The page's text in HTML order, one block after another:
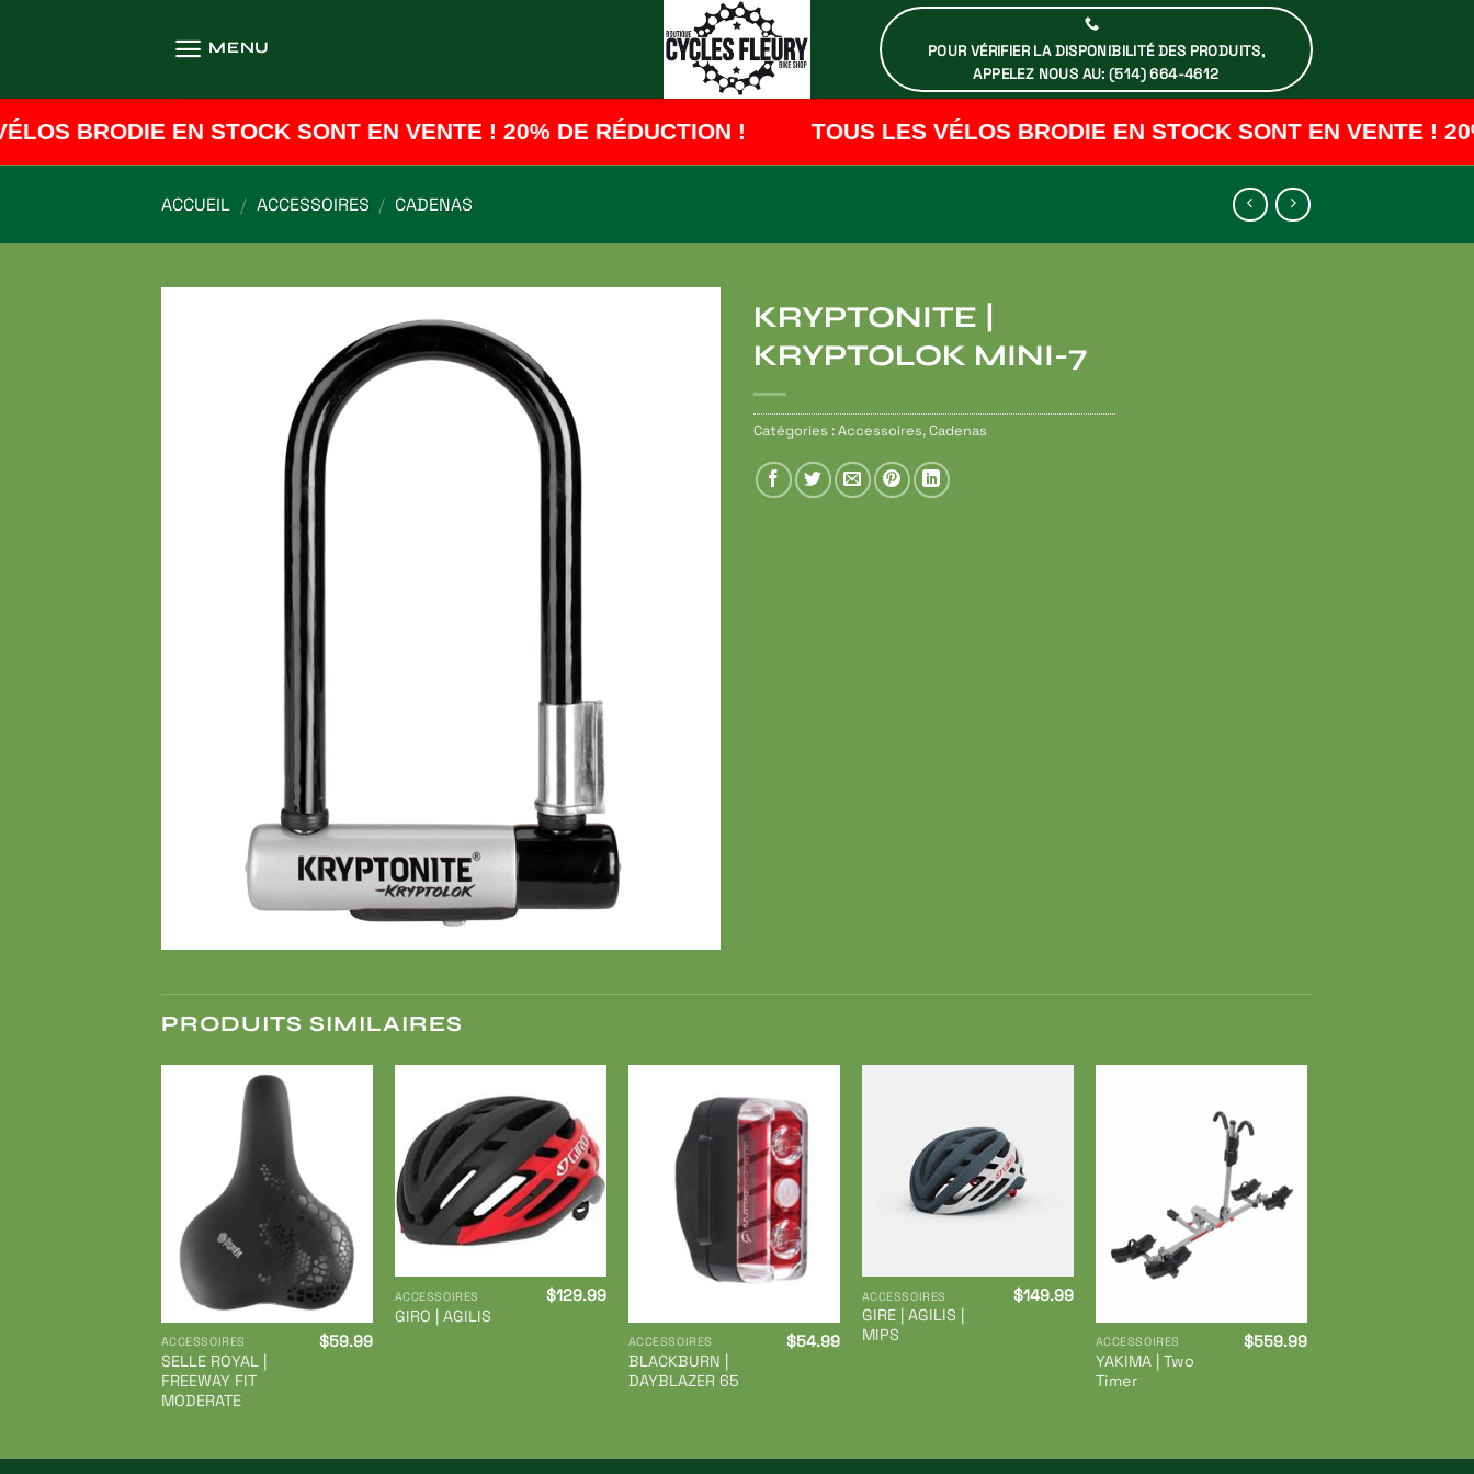
MENU
POUR VÉRIFIER LA DISPONIBILITÉ DES PRODUITS,
APPELEZ NOUS AU: (514) 664-4612
BRODIE EN STOCK SONT EN VENTE ! 20% DE RÉDUCTION ! TOUS LES VÉLOS BRODIE EN STOCK SONT EN VENTE !
ACCUEIL / ACCESSOIRES / CADENAS
KRYPTONITE |
KRYPTOLOK MINI-7
Catégories :Accessoires,Cadenas
PRODUITS SIMILAIRES
ACCESSOIRES
SELLE ROYAL |
FREEWAY FIT
MODERATE
$59.99
Ajouter
à ma
liste de
souhaits
ACCESSOIRES
GIRO | AGILIS
$129.99
Ajouter
à ma
liste de
souhaits
ACCESSOIRES
BLACKBURN |
DAYBLAZER 65
$54.99
liste de
souhaits
ACCESSOIRES
GIRE | AGILIS |
MIPS
$149.99
Ajouter
à ma
ACCESSOIRES
YAKIMA | Two
Timer
$559.99